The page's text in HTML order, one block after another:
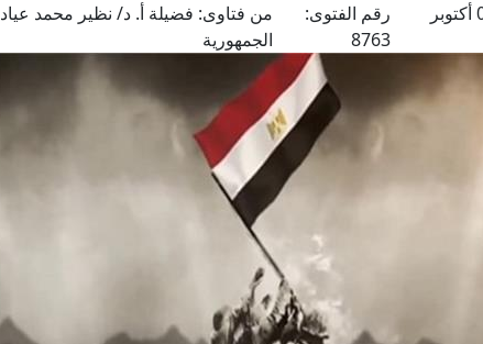
05 أكتوبر
رقم الفتوى:
8763
من فتاوى: فضيلة أ. د/ نظير محمد
الجمهورية